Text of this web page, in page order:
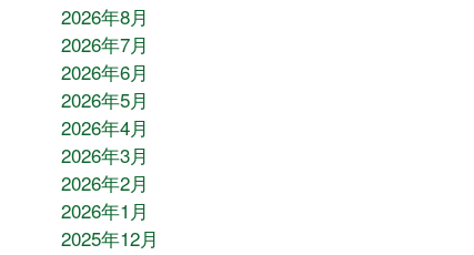
2026年8月
2026年7月
2026年6月
2026年5月
2026年4月
2026年3月
2026年2月
2026年1月
2025年12月